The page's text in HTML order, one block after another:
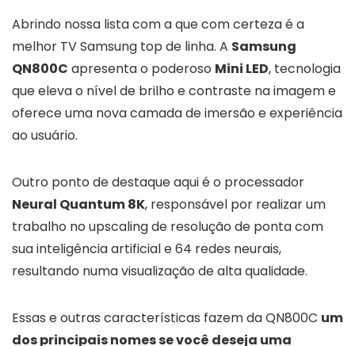
Abrindo nossa lista com a que com certeza é a
melhor TV Samsung top de linha. A Samsung
QN800C apresenta o poderoso Mini LED, tecnologia
que eleva o nível de brilho e contraste na imagem e
oferece uma nova camada de imersão e experiência
ao usuário.
Outro ponto de destaque aqui é o processador
Neural Quantum 8K, responsável por realizar um
trabalho no upscaling de resolução de ponta com
sua inteligência artificial e 64 redes neurais,
resultando numa visualização de alta qualidade.
Essas e outras características fazem da QN800C um
dos principais nomes se você deseja uma